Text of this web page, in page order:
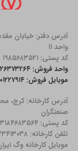
واحد ۱۱
کد پستی: ۱۹۸۵۶۸۳۵۲۱
واحد فروش: ۲۶۳۷۳۲۶۴-۰۲۱
موبایل فروش: ۰۹۰۰۱۲۲۷۹۱۴
آدرس کارخانه: كرج،
صنعتگران
کد پستی: ۳۱۸۴۶۸۳۵۶۴
تلفن کارخانه: ۳۳۴۱۳۰۳۸-۰۲۶ , ۳۳۴۱۳۰۳۷-۰۲۶
موبایل کارخانه وگ ایران: